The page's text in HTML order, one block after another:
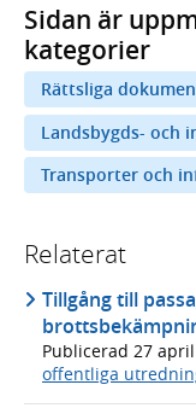
Sidan är
kategorier
Rättsliga
Landsbygds- och
Transporter och
Relaterat
Tillgång till
Publicerad 27
offentliga